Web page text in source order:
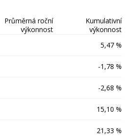
Průměrná roční
výkonnost
Kumulativní
výkonnost
5,47 %
-1,78 %
-2,68 %
15,10 %
21,33 %